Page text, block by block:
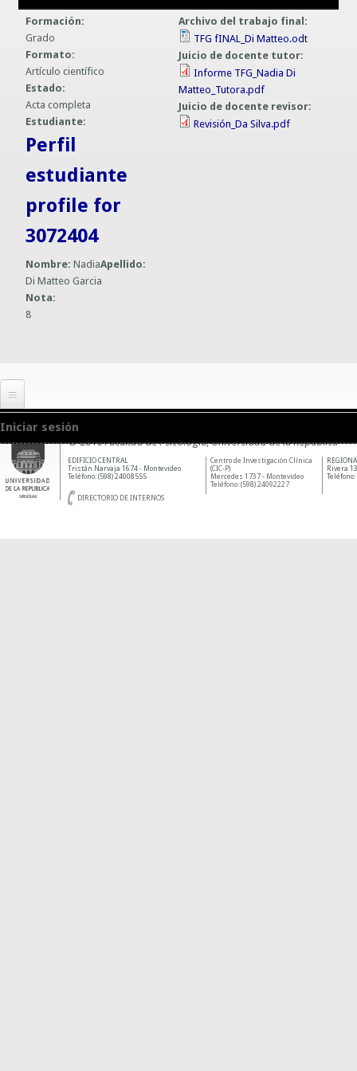
Guías prácticas o proyectos
Información sobre SPAM y Phising
Formación:
Grado
Formato:
Artículo científico
Estado:
Acta completa
Estudiante:
Perfil
estudiante
profile for
3072404
Nombre:NadiaApellido:
Di Matteo Garcia
Nota:
8
Archivo del trabajo final:
TFG fINAL_Di Matteo.odt
Juicio de docente tutor:
Informe TFG_Nadia Di
Matteo_Tutora.pdf
Juicio de docente revisor:
Revisión_Da Silva.pdf
Iniciar sesión
© 2010 Facultad de Psicología, Universidad de la República
Rivera
Teléfono:
Centro de Investigación Clínica
(CIC-P)
Mercedes 1737 - Montevideo
Teléfono: (598) 24092227
EDIFICIO CENTRAL
Tristán Narvaja 1674 - Montevideo
Teléfono: (598) 24008555
DIRECTORIO DE INTERNOS